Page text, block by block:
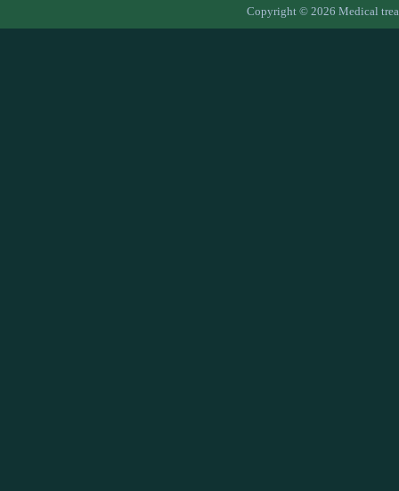
Copyright © 2026 Medical